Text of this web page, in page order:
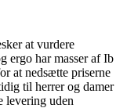
at vurdere
ergo har masser af Ib
at nedsætte priserne
til herrer og damer
levering uden